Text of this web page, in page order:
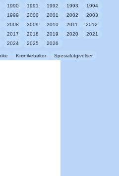
1990 1991 1992 1993
1994
1999 2000 2001 2002
2003
2008 2009 2010 2011
2012
2017 2018 2019 2020
2021
2024 2025 2026
Krønikebøker Spesialutgivelser